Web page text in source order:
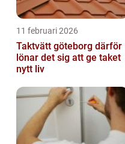
11 februari 2026
Taktvätt göteborg därför
lönar det sig att ge taket
nytt liv